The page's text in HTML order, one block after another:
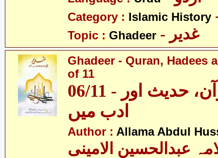
Category : Islamic History
Topic : Ghadeer - غدیر
Ghadeer - Quran, Hadees
of 11
06/11 - غدیر - قرآن، حدیث اور
ادب میں
Author : Allama Abdul
عبدالحسین الامینی